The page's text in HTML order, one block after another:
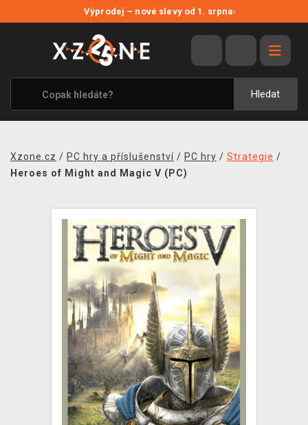
Výprodej – nové slevy od 1. srpna›
Hledat
VÝPRODEJ
VIDEOHRY
XZONE ORIGINALS
TÉMATIKY
MERCHANDISE
PRODEJNY
DOPRAVA
XZONE KLUB
TCG & BOARDGAME HUB
VÝKUP HER (BAZAR)
Xzone.cz / PC hry a příslušenství / PC hry / Strategie /
Heroes of Might and Magic V (PC)